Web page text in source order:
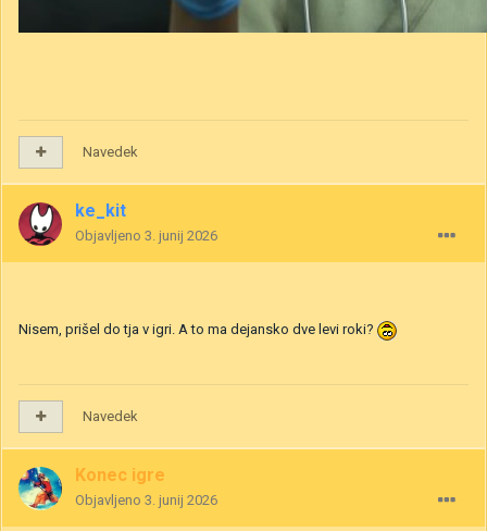
Navedek
ke_kit
Objavljeno 3. junij 2026
Nisem, prišel do tja v igri. A to ma dejansko dve levi roki?
Navedek
Konec igre
Objavljeno 3. junij 2026